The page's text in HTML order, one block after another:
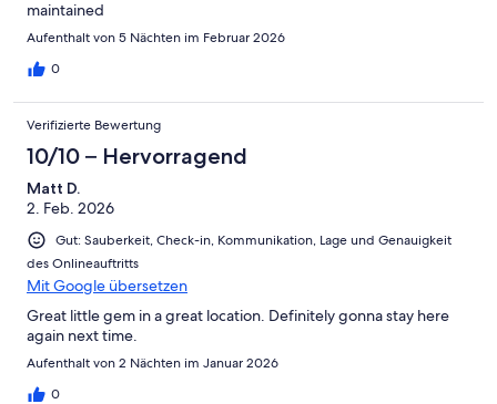
maintained
Aufenthalt von 5 Nächten im Februar 2026
0
Verifizierte Bewertung
10/10 – Hervorragend
Matt D.
2. Feb. 2026
Gut: Sauberkeit, Check-in, Kommunikation, Lage und Genauigkeit
des Onlineauftritts
Mit Google übersetzen
Great little gem in a great location. Definitely gonna stay here
again next time.
Aufenthalt von 2 Nächten im Januar 2026
0